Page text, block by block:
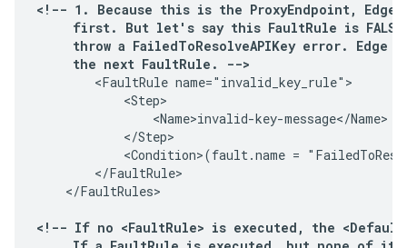
<!-- 1. Because this is the ProxyEndpoint,
first. But let's say this FaultRule is
throw a FailedToResolveAPIKey error. Edge
     the next FaultRule. -->
        <FaultRule name="invalid_key_rule">
            <Step>
                <Name>invalid-key-message</Name>
            </Step>
<Condition>(fault.name =
        </FaultRule>
    </FaultRules>
<!-- If no <FaultRule> is executed, the